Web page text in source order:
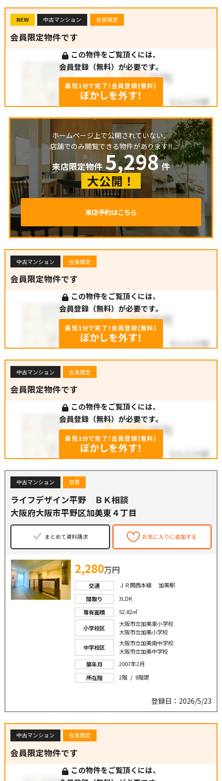
NEW 中古マンション 会員限定
会員限定物件です
この物件をご覧頂くには、
会員登録（無料）が必要です。
最短1分で完了！会員登録(無料)
ぼかしを外す！
ホームページ上で公開されていない、
店舗でのみ閲覧できる物件があります!!
来店限定物件 5,298 件
大公開！
来店予約はこちら
中古マンション 会員限定
会員限定物件です
この物件をご覧頂くには、
会員登録（無料）が必要です。
最短1分で完了！会員登録(無料)
ぼかしを外す！
中古マンション 会員限定
会員限定物件です
この物件をご覧頂くには、
会員登録（無料）が必要です。
最短1分で完了！会員登録(無料)
ぼかしを外す！
中古マンション 空家
ライフデザイン平野 ＢＫ相談
大阪府大阪市平野区加美東４丁目
まとめて資料請求 お気に入りに追加する
2,280万円
交通
ＪＲ関西本線 加美駅
間取り
3LDK
専有面積
52.82㎡
小学校区
大阪市立加美東小学校
大阪市立加美小学校
中学校区
大阪市立加美南中学校
大阪市立加美中学校
築年月
2007年2月
所在階
2階 / 8階建
登録日：2026/5/23
中古マンション 会員限定
会員限定物件です
この物件をご覧頂くには、